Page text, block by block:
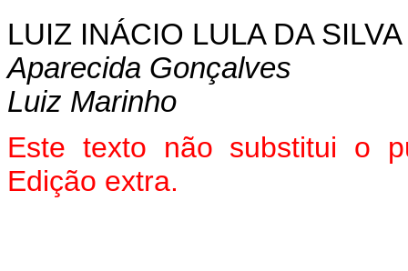
LUIZ INÁCIO LULA DA SILVA
Aparecida Gonçalves
Luiz Marinho
Este texto não substitui o
Edição extra.